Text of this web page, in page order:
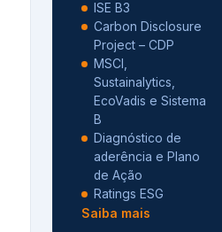
ISE B3
Carbon Disclosure
Project – CDP
MSCI,
Sustainalytics,
EcoVadis e Sistema
B
Diagnóstico de
aderência e Plano
de Ação
Ratings ESG
Saiba mais